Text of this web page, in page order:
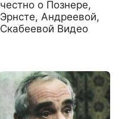
честно о Познере,
Эрнсте, Андреевой,
Скабеевой Видео